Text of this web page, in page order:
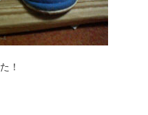
！